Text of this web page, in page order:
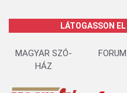
LÁTOGASSON
MAGYAR SZÓ-
HÁZ